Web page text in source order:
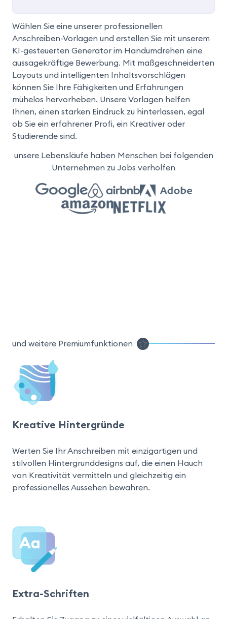
Wählen Sie eine unserer professionellen
Anschreiben-Vorlagen und erstellen Sie mit unserem
KI-gesteuerten Generator im Handumdrehen eine
aussagekräftige Bewerbung. Mit maßgeschneiderten
Layouts und intelligenten Inhaltsvorschlägen
können Sie Ihre Fähigkeiten und Erfahrungen
mühelos hervorheben. Unsere Vorlagen helfen
Ihnen, einen starken Eindruck zu hinterlassen, egal
ob Sie ein erfahrener Profi, ein Kreativer oder
Studierende sind.
unsere Lebensläufe haben Menschen bei folgenden
Unternehmen zu Jobs verholfen
und weitere Premiumfunktionen
Kreative Hintergründe
Werten Sie Ihr Anschreiben mit einzigartigen und
stilvollen Hintergrunddesigns auf, die einen Hauch
von Kreativität vermitteln und gleichzeitig ein
professionelles Aussehen bewahren.
Extra-Schriften